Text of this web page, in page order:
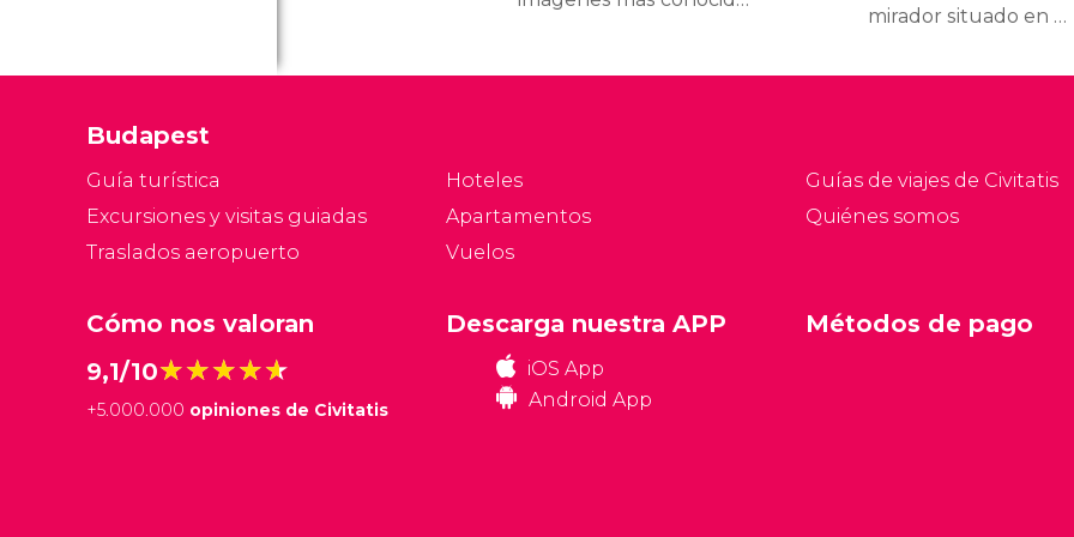
de Hungría.
mirador situado en la
orilla oeste del Danubio.
Budapest
Guía turística
Excursiones y visitas guiadas
Traslados aeropuerto
Hoteles
Apartamentos
Vuelos
Guías de viajes de Civitatis
Quiénes somos
Cómo nos valoran
9,1/10★★★★★
★★★★★
+5.000.000 opiniones de Civitatis
Descarga nuestra APP
iOS App
Android App
Métodos de pago